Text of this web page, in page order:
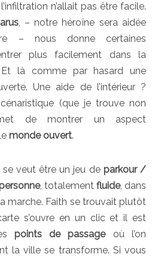
n’allait pas être facile.
, – notre héroïne sera aidée
– nous donne certaines
plus facilement dans la
là comme par hasard une
Une aide de l’intérieur ?
(que je trouve non
de montrer un aspect
monde ouvert.
se veut être un jeu de parkour /
, totalement fluide, dans
marche. Faith se trouvait plutôt
s’ouvre en un clic et il est
points de passageoù l’on
la ville se transforme. Si vous